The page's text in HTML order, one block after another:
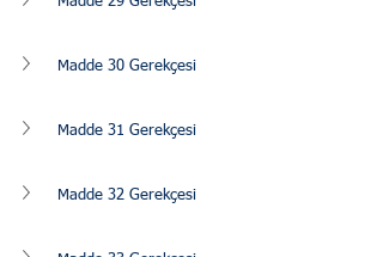
Madde 30 Gerekçesi
Madde 31 Gerekçesi
Madde 32 Gerekçesi